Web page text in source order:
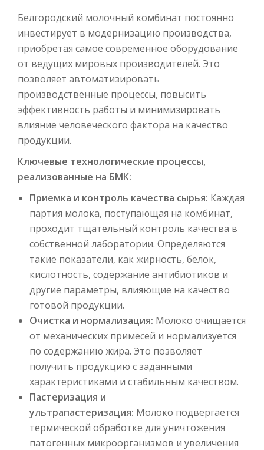
Белгородский молочный комбинат постоянно
инвестирует в модернизацию производства,
приобретая самое современное оборудование
от ведущих мировых производителей. Это
позволяет автоматизировать
производственные процессы, повысить
эффективность работы и минимизировать
влияние человеческого фактора на качество
продукции.
Ключевые технологические процессы,
реализованные на БМК:
Приемка и контроль качества сырья: Каждая
партия молока, поступающая на комбинат,
проходит тщательный контроль качества в
собственной лаборатории. Определяются
такие показатели, как жирность, белок,
кислотность, содержание антибиотиков и
другие параметры, влияющие на качество
готовой продукции.
Очистка и нормализация: Молоко очищается
от механических примесей и нормализуется
по содержанию жира. Это позволяет
получить продукцию с заданными
характеристиками и стабильным качеством.
Пастеризация и
ультрапастеризация: Молоко подвергается
термической обработке для уничтожения
патогенных микроорганизмов и увеличения